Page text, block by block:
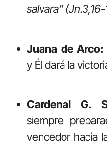
salvara” (Jn.3,16-
Juana de Arco:
y Él dará la
Cardenal G.
siempre
vencedor hacia